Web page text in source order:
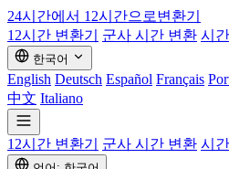
24시간에서 12시간으로변환기
12시간 변환기
군사 시간 변환 시
한국어
English Deutsch Español Français
中文 Italiano
12시간 변환기 군사 시간 변환 시